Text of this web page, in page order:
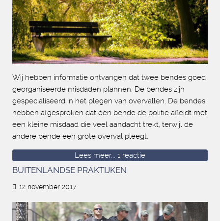
Wij hebben informatie ontvangen dat twee bendes goed
georganiseerde misdaden plannen. De bendes zijn
gespecialiseerd in het plegen van overvallen. De bendes
hebben afgesproken dat één bende de politie afleidt met
een kleine misdaad die veel aandacht trekt, terwijl de
andere bende een grote overval pleegt.
Lees meer... 1 reactie
BUITENLANDSE PRAKTIJKEN
12 november 2017